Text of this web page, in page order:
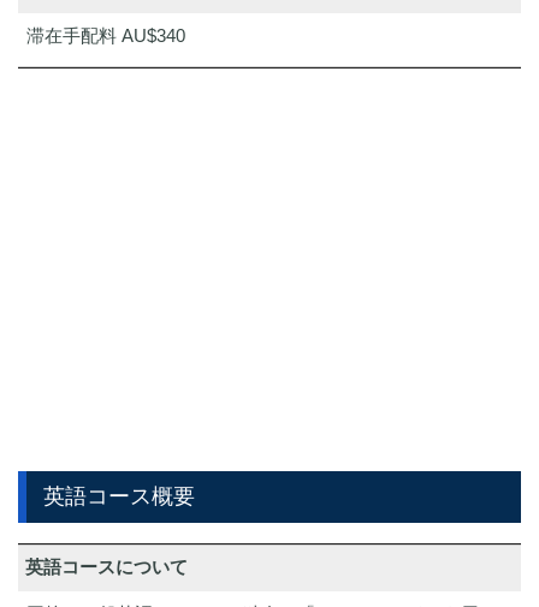
滞在手配料 AU$340
英語コース概要
英語コースについて